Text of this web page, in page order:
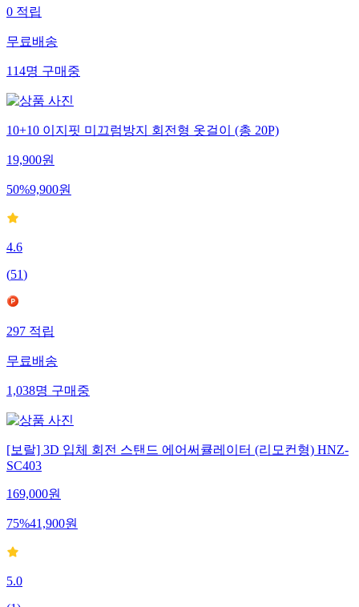
0 적립
무료배송
114명 구매중
10+10 이지핏 미끄럼방지 회전형 옷걸이 (총 20P)
19,900원
50%9,900원
4.6
(51)
297 적립
무료배송
1,038명 구매중
[보랄] 3D 입체 회전 스탠드 에어써큘레이터 (리모컨형) HNZ-
SC403
169,000원
75%41,900원
5.0